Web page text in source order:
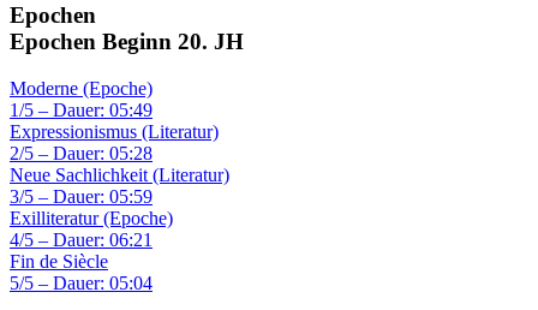
Epochen
Epochen Beginn 20. JH
Moderne (Epoche)
1/5 – Dauer: 05:49
Expressionismus (Literatur)
2/5 – Dauer: 05:28
Neue Sachlichkeit (Literatur)
3/5 – Dauer: 05:59
Exilliteratur (Epoche)
4/5 – Dauer: 06:21
Fin de Siècle
5/5 – Dauer: 05:04